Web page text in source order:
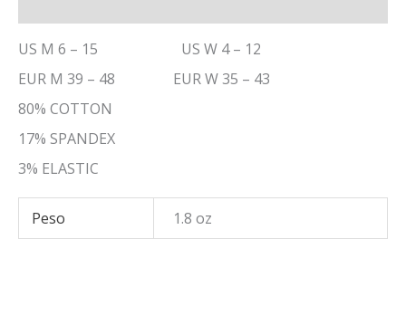
US M 6 – 15 US W 4 – 12
EUR M 39 – 48 EUR W 35 – 43
80% COTTON
17% SPANDEX
3% ELASTIC
Peso 1.8 oz